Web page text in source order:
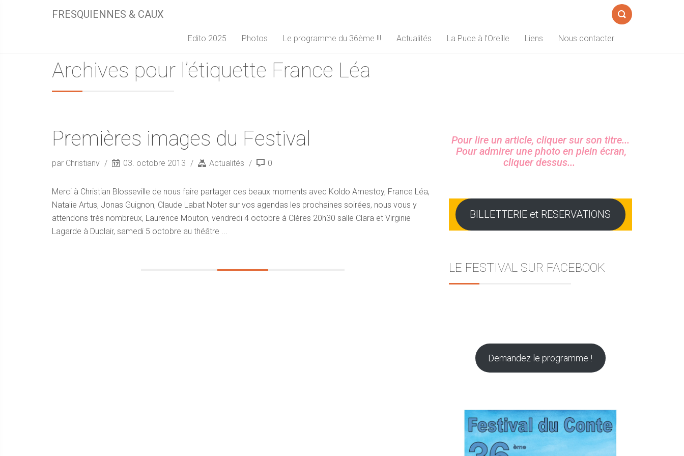
FRESQUIENNES & CAUX
de
Edito 2025 Photos Le programme du 36ème !!! Actualités La Puce à l’Oreille Liens Nous contacter
Archives pour l’étiquette France Léa
Premières images du Festival
par Christianv 03. octobre 2013 Actualités 0
Merci à Christian Blosseville de nous faire partager ces beaux moments avec Koldo Amestoy, France Léa,
Natalie Artus, Jonas Guignon, Claude Labat Noter sur vos agendas les prochaines soirées, nous vous y
attendons très nombreux, Laurence Mouton, vendredi 4 octobre à Clères 20h30 salle Clara et Virginie
Lagarde à Duclair, samedi 5 octobre au théâtre ...
Sidebar
Pour lire un article, cliquer sur son titre...
Pour admirer une photo en plein écran,
cliquer dessus...
BILLETTERIE et RESERVATIONS
LE FESTIVAL SUR FACEBOOK
Demandez le programme !